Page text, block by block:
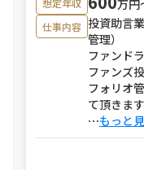
想定年収 万円
仕事内容 投資助言
管理）
ファンド
ファンズ
フォリオ
て頂きます
⋯もっと